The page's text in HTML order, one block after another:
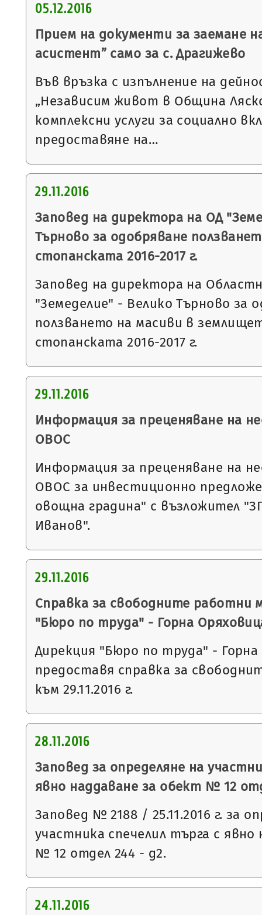
05.12.2016
Прием на документи за заемане
асистент” само за с. Драгижево
Във връзка с изпълнение на
„Независим живот в Община
комплексни услуги за социално
предоставяне на…
29.11.2016
Заповед на директора на ОД
Търново за одобряване
стопанската 2016-2017 г.
Заповед на директора на
"Земеделие" - Велико Търново за
ползването на масиви в
стопанската 2016-2017 г.
29.11.2016
Информация за преценяване на
ОВОС
Информация за преценяване на
ОВОС за инвестиционно
овощна градина" с възложител
Иванов".
29.11.2016
Справка за свободните работни
"Бюро по труда" - Горна
Дирекция "Бюро по труда" -
предоставя справка за
към 29.11.2016 г.
28.11.2016
Заповед за определяне на
явно наддаване за обект № 12
Заповед № 2188 / 25.11.2016 г. за
участника спечелил търга с
№ 12 отдел 244 - д2.
24.11.2016